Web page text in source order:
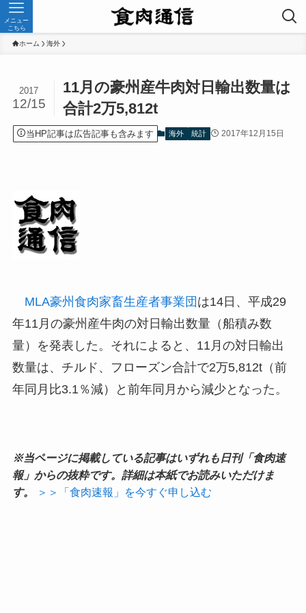
メニュー
こちら
ホーム 海外
11月の豪州産牛肉対日輸出数量は
合計2万5,812t
2017
12/15
当HP記事は広告記事も含みます 海外 統計 2017年12月15日
MLA豪州食肉家畜生産者事業団 は14日、平成29
年11月の豪州産牛肉の対日輸出数量（船積み数
量）を発表した。それによると、11月の対日輸出
数量は、チルド、フローズン合計で2万5,812t（前
年同月比3.1％減）と前年同月から減少となった。
※当ページに掲載している記事はいずれも日刊「食肉速
報」からの抜粋です。詳細は本紙でお読みいただけま
す。
＞＞「食肉速報」を今すぐ申し込む